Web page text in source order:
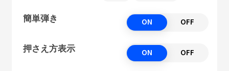
簡単弾き ON OFF
押さえ方表示 ON OFF